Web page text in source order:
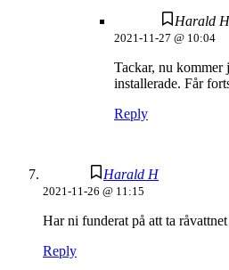
Harald H
2021-11-27 @ 10:04
Tackar, nu kommer
installerade. Får
Reply
Harald H
2021-11-26 @ 11:15
Har ni funderat på att ta
Reply